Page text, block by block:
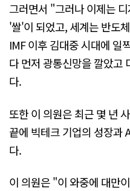
그러면서 "그러나 이제는
'쌀'이 되었고, 세계는 반도
IMF 이후 김대중 시대에 일
다 먼저 광통신망을 깔았고
다.
또한 이 의원은 최근 몇 년
끝에 빅테크 기업의 성장과
다.
이 의원은 "이 와중에 대만